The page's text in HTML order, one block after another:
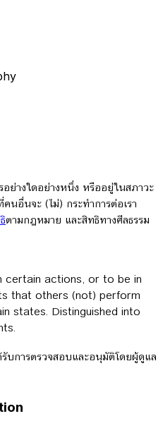
ย่างใดอย่างหนึ่ง หรืออยู่ในสภาวะ
นอื่นจะ (ไม่) กระทำการต่อเรา
ตามกฎหมาย และสิทธิทางศีลธรรม
certain actions, or to be in
that others (not) perform
states. Distinguished into
บการตรวจสอบและอนุมัติโดยผู้ดูแล